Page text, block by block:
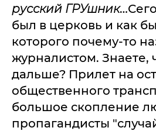
русский ГРУшник
был в церковь и как
которого почему-то
журналистом. Знаете,
дальше? Прилет на
общественного
большое скопление
пропагандисты